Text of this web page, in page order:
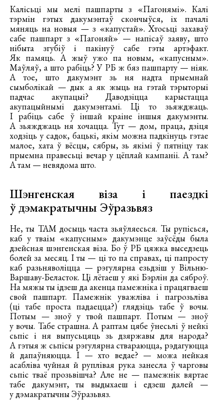
Калісьці мы мелі пашпарты з «Пагонямі». Калі
тэрмін гэтых дакумэнтаў скончыўся, іх пачалі
мяняць на новыя — з «капустай». Хтосьці захаваў
сабе пашпарт з «Пагоняй» — напісаў заяву, што
нібыта згубіў і пакінуў сабе гэты артэфакт.
Як памяць. А жыў ужо па новым, «капусным».
Маўляў, а што рабіць? У РБ ж бяз пашпарту — ніяк.
А тое, што дакумэнт зь ня надта прыемнай
сымболікай — дык а як жыць на гэтай тэрыторыі
падчас акупацыі? Даводзіцца карыстацца
акупацыйнымі дакумэнтамі. Ці то зьяжджаць.
І рабіць сабе ў іншай краіне іншыя дакумэнты.
А зьяжджаць ня хочацца. Тут — дом, праца, дзіця
ходзіць у садок, бацькі, якім можна падкінуць гэтае
малое, хата ў вёсцы, сябры, зь якімі ў пятніцу так
прыемна правесьці вечар у цёплай кампаніі. А там?
А там — невядома што.
Шэнгенская віза і паездкі
ў дэмакратычны Эўразьвяз
Не, ты ТАМ досыць часта зьяўляесься. Ты рупісься,
каб у тваім «капусным» дакумэнце заўсёды была
дзейсная шэнгенская віза. Бо ў РБ цяжка выседзець
болей за месяц. І ты — ці то па справах, ці папросту
каб разьняволіцца — рэгулярна езьдзіш у Вільню-
Варшаву-Беласток. Ці лётаеш у які Бэрлін да сяброў.
На мяжы ты ідзеш да акенца памежніка і працягваеш
свой пашпарт. Памежнік уважліва і пагрозьліва
(ці табе проста падаецца?) глядзіць табе ў вочы.
Потым — зноў у твой пашпарт. Потым — зноў
у вочы. Табе страшна. А раптам цябе ўнесьлі ў нейкі
сьпіс і ня выпусьцяць зь дзяржавы для народа?
А гэтыя ж сьпісы рэгулярна ствараюцца, рэдагуюцца
й дапаўняюцца. І — хто ведае? — можа нейкая
асабліва чуйная й руплівая рука занесла ў чарговы
сьпіс тваё прозьвішча? Але не — памежнік вяртае
табе дакумэнт, ты выдыхаеш і едзеш далей —
у дэмакратычны Эўразьвяз.